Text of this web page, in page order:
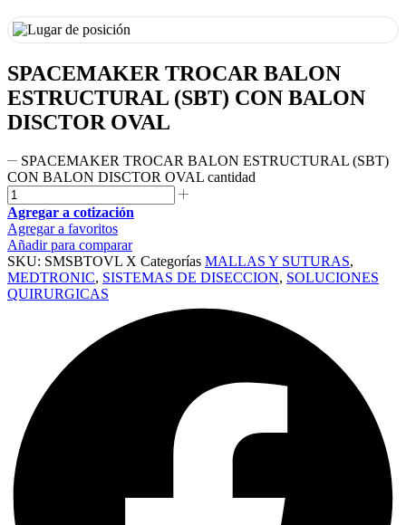
SPACEMAKER TROCAR BALON
ESTRUCTURAL (SBT) CON BALON
DISCTOR OVAL
SPACEMAKER TROCAR BALON ESTRUCTURAL (SBT)
CON BALON DISCTOR OVAL cantidad
Agregar a cotización
Agregar a favoritos
Añadir para comparar
SKU: SMSBTOVL X Categorías MALLAS Y SUTURAS,
MEDTRONIC, SISTEMAS DE DISECCION, SOLUCIONES
QUIRURGICAS